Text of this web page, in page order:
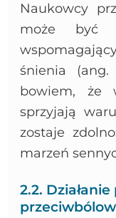
Naukowcy
może być
śnienia
bowiem, że
sprzyjają
zostaje
marzeń
2.2.